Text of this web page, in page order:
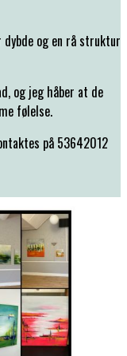
og en rå struktur
og jeg håber at de
følelse.
på 53642012